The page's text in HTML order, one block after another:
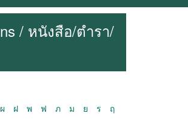
/ หนังสือ/ตำรา/
ผ ฝ พ ฟ ภ ม ย ร
ฤ